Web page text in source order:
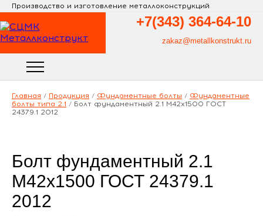
Производство и изготовление металлоконструкций
+7(343) 364-64-10
zakaz@metallkonstrukt.ru
Главная / Продукция / Фундаментные болты / Фундаментные
болты типа 2.1 / Болт фундаментный 2.1 М42х1500 ГОСТ
24379.1 2012
Болт фундаментный 2.1
М42х1500 ГОСТ 24379.1
2012